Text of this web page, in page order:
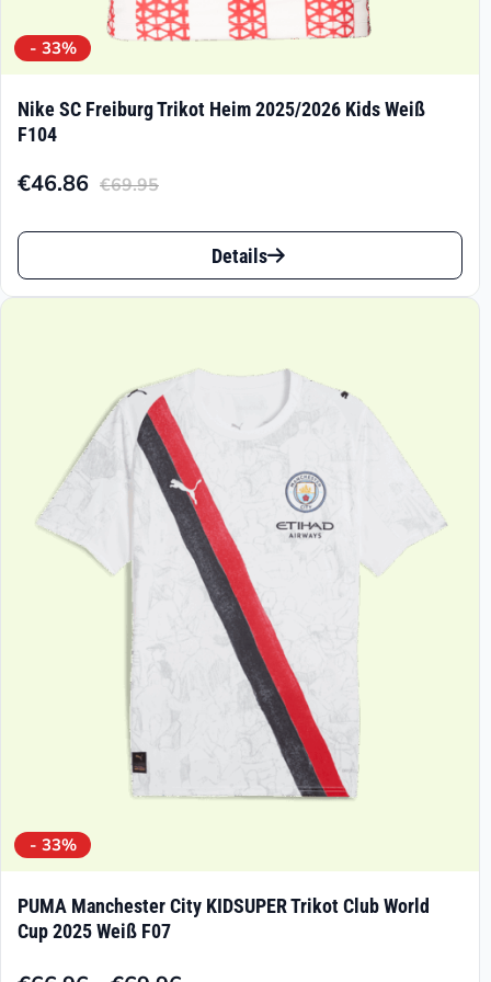
- 33%
Nike SC Freiburg Trikot Heim 2025/2026 Kids Weiß
F104
€69.95
Ursprünglicher
Preis
€69.95
€46.86
Aktueller
Preis
€46.86.
Dieses
Produkt
Optionen
können
Produktseite
Details
- 33%
PUMA Manchester City KIDSUPER Trikot Club World
Cup 2025 Weiß F07